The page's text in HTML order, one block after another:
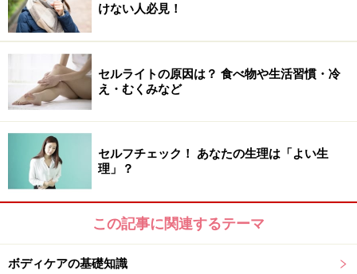
客様の声から生まれたローションタイプは今年発売。ロ
ーションかクリーム、好みに応じて選べます。
4. とにかく保湿重視派はオイルとミルクのW使い
乾燥が気になる時はオイルとミルクのダブル使い。左：フロ
ーラノーティス ジルスチュアート スウィートオスマンサス
ボディオイル（100mL 税抜6000円、50mL 税抜3600円）、
右：フローラノーティス ジルスチュアート スウィートオス
マンサス ボディミルク（200mL 税抜4500円）
けない人必見！
セルライトの原因は？ 食べ物や生活習慣・冷
え・むくみなど
セルフチェック！ あなたの生理は「よい生
理」？
この記事に関連するテーマ
ボディケアの基礎知識